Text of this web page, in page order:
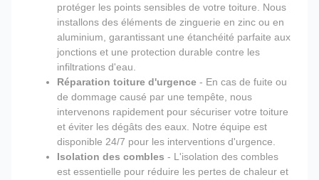
protéger les points sensibles de votre toiture. Nous
installons des éléments de zinguerie en zinc ou en
aluminium, garantissant une étanchéité parfaite aux
jonctions et une protection durable contre les
infiltrations d'eau.
Réparation toiture d'urgence - En cas de fuite ou
de dommage causé par une tempête, nous
intervenons rapidement pour sécuriser votre toiture
et éviter les dégâts des eaux. Notre équipe est
disponible 24/7 pour les interventions d'urgence.
Isolation des combles - L'isolation des combles
est essentielle pour réduire les pertes de chaleur et